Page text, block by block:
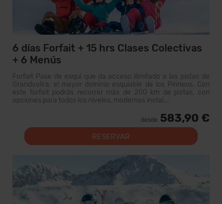
6 días Forfait + 15 hrs Clases Colectivas
+ 6 Menús
Forfait Pase de esquí que da acceso ilimitado a las pistas de
Grandvalira, el mayor dominio esquiable de los Pirineos. Con
este forfait podrás recorrer más de 200 km de pistas, con
opciones para todos los niveles, modernas instal...
desde 583,90 €
RESERVAR